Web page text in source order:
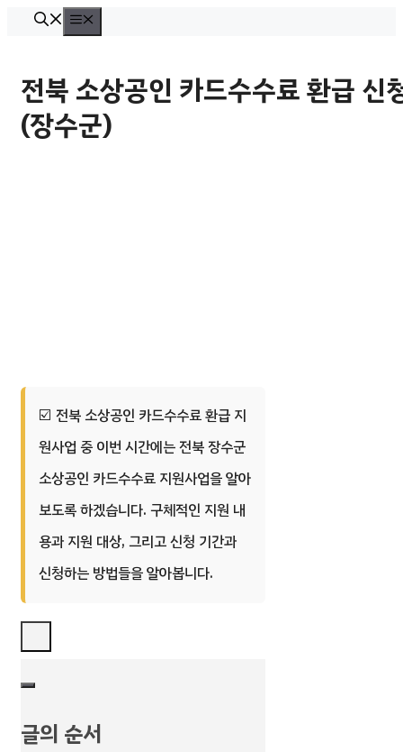
뉴
전북 소상공인 카드수수료 환급 신
(장수군)
전북 소상공인 카드수수료 환급 지
원사업 중 이번 시간에는 전북 장수군
소상공인 카드수수료 지원사업을 알아
보도록 하겠습니다. 구체적인 지원 내
용과 지원 대상, 그리고 신청 기간과
신청하는 방법들을 알아봅니다.
글의 순서